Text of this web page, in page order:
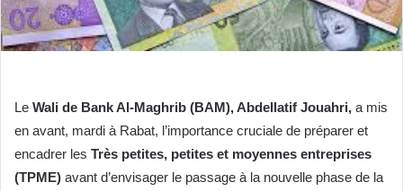
Le Wali de Bank Al-Maghrib (BAM), Abdellatif Jouahri, a mis
en avant, mardi à Rabat, l’importance cruciale de préparer et
encadrer les Très petites, petites et moyennes entreprises
(TPME) avant d’envisager le passage à la nouvelle phase de la